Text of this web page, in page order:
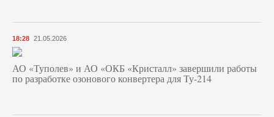
18:28 21.05.2026
АО «Туполев» и АО «ОКБ «Кристалл» завершили работы
по разработке озонового конвертера для Ту-214